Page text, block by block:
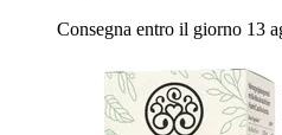
Consegna entro il giorno 13